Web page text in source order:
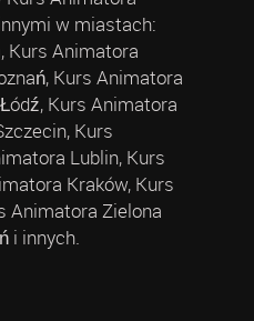
w miastach:
Kurs Animatora
Kurs Animatora
Kurs Animatora
Kurs
Lublin, Kurs
Kraków, Kurs
Animatora Zielona
i innych.